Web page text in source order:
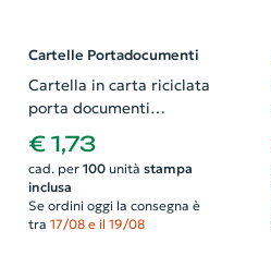
Cartelle Portadocumenti
Cartella in carta riciclata
porta documenti
23×31cm
€ 1,73
cad. per 100unità stampa
inclusa
Se ordini oggi la consegna è
tra 17/08 e il 19/08